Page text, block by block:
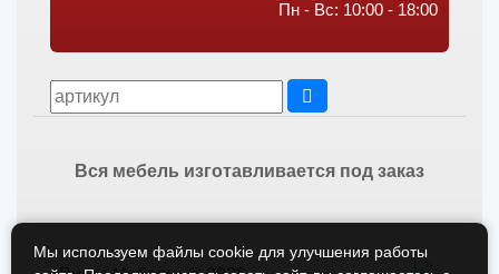
Пн - Вс: 10:00 - 18:00
Вся мебель изготавливается под заказ
Мы используем файлы cookie для улучшения работы